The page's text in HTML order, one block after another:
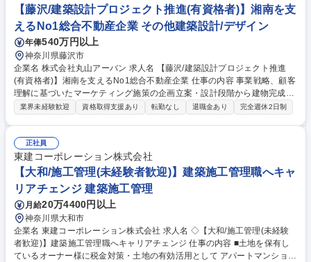
【藤沢/建築設計プロジェクト推進(有資格者)】湘南を支
えるNo1総合不動産企業 その他建築設計/デザイン
年俸540万円以上
神奈川県藤沢市
企業名 株式会社丸山アーバン 求人名 【藤沢/建築設計プロジェクト推進
(有資格者)】湘南を支えるNo1総合不動産企業 仕事の内容 事業戦略、顧客
理解に基づいたマーケティング施策の企画立案・設計段階から建物完成ま
での設計・工事監理・プロジェクト推進など、企画・設計部門の統括をお
ンセプト・デザインの検討 ■地域に最適なプランニングの検討 ■土地調
査、企画設計、建築デザイン、間取り、商品開発 ■提案資料作成および提
案 ■建物完成までの設計、工事監理、プロジェクト推進 募集職種 【藤沢/
建築設計プロジェクト推進(有資格者)】湘南を支えるNo1総合不動産企業
業界未経験歓迎 資格取得支援あり 転勤なし 退職金あり 完全週休2日制
正社員
東建コーポレーション株式会社
【大和/施工管理(未経験者歓迎)】建築施工管理職へキャ
リアチェンジ 建築施工管理
月給20万4400円以上
神奈川県大和市
企業名 東建コーポレーション株式会社 求人名 ◇【大和/施工管理(未経験
者歓迎)】建築施工管理職へキャリアチェンジ 仕事の内容 ■土地を保有し
ているオーナー様に税金対策・土地の有効活用として アパートマンション